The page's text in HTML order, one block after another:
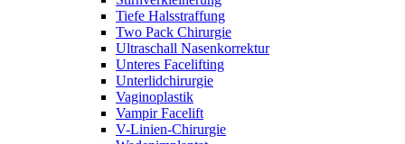
Tiefe Halsstraffung
Two Pack Chirurgie
Ultraschall Nasenkorrektur
Unteres Facelifting
Unterlidchirurgie
Vaginoplastik
Vampir Facelift
V-Linien-Chirurgie